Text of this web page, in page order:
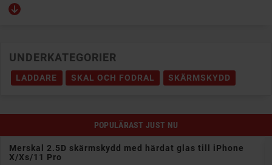
UNDERKATEGORIER
LADDARE SKAL OCH FODRAL SKÄRMSKYDD
POPULÄRAST JUST NU
Merskal 2.5D skärmskydd med härdat glas till iPhone
X/Xs/11 Pro